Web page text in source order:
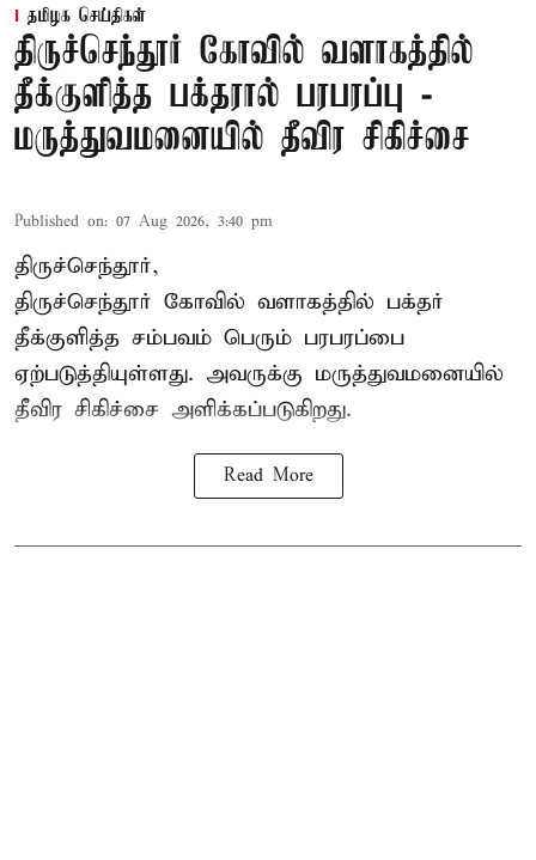
தமிழக செய்திகள்
திருச்செந்தூர் கோவில் வளாகத்தில்
தீக்குளித்த பக்தரால் பரபரப்பு -
மருத்துவமனையில் தீவிர சிகிச்சை
Published on: 07 Aug 2026, 3:40 pm
திருச்செந்தூர்,
திருச்செந்தூர் கோவில் வளாகத்தில் பக்தர்
தீக்குளித்த சம்பவம் பெரும் பரபரப்பை
ஏற்படுத்தியுள்ளது. அவருக்கு மருத்துவமனையில்
தீவிர சிகிச்சை அளிக்கப்படுகிறது.
Read More